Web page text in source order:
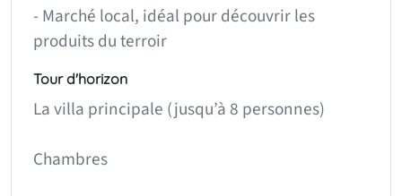
- Marché local, idéal pour découvrir les
produits du terroir
Tour d'horizon
La villa principale (jusqu’à 8 personnes)
Chambres